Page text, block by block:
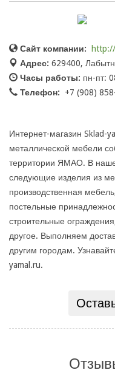
Сайт компании:
Адрес: 629400,
Часы работы: пн-пт:
Телефон:
+7 (908)
Интернет-магазин Sklad-
металлической мебели
территории ЯМАО. В
следующие изделия из
производственная
постельные
строительные
другое. Выполняем
другим городам.
yamal.ru.